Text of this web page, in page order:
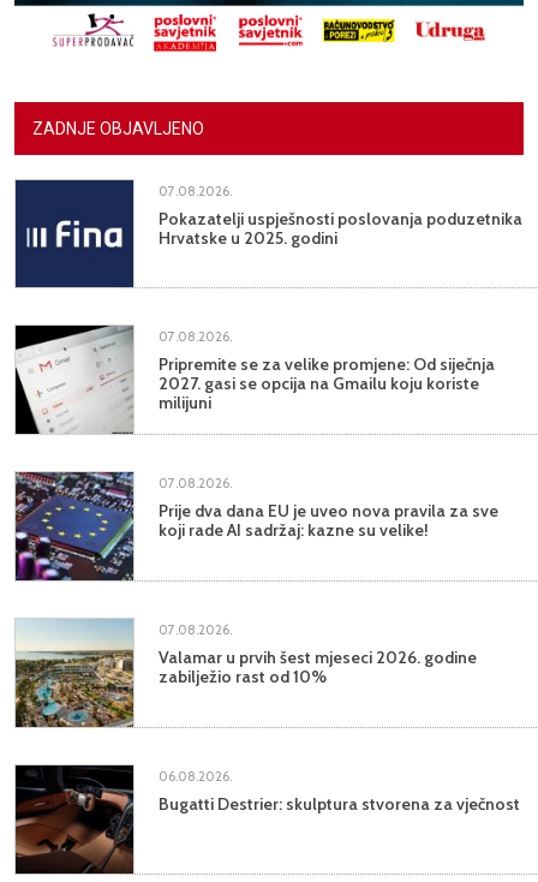
ZADNJE OBJAVLJENO
07.08.2026.
Pokazatelji uspješnosti poslovanja poduzetnika
Hrvatske u 2025. godini
07.08.2026.
Pripremite se za velike promjene: Od siječnja
2027. gasi se opcija na Gmailu koju koriste
milijuni
07.08.2026.
Prije dva dana EU je uveo nova pravila za sve
koji rade AI sadržaj: kazne su velike!
07.08.2026.
Valamar u prvih šest mjeseci 2026. godine
zabilježio rast od 10%
06.08.2026.
Bugatti Destrier: skulptura stvorena za vječnost